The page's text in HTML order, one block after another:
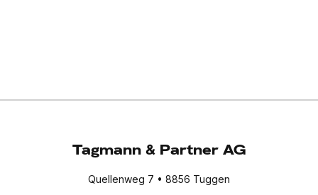
Tagmann & Partner AG
Quellenweg 7 • 8856 Tuggen